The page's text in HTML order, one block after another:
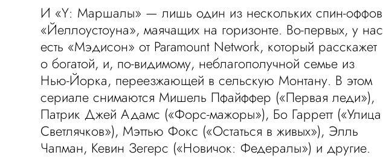
И «Y: Маршалы» — лишь один из нескольких спин-оффов
«Йеллоустоуна», маячащих на горизонте. Во-первых, у нас
есть «Мэдисон» от Paramount Network, который расскажет
о богатой, и, по-видимому, неблагополучной семье из
Нью-Йорка, переезжающей в сельскую Монтану. В этом
сериале снимаются Мишель Пфайффер («Первая леди»),
Патрик Джей Адамс («Форс-мажоры»), Бо Гарретт («Улица
Светлячков»), Мэттью Фокс («Остаться в живых»), Элль
Чапман, Кевин Зегерс («Новичок: Федералы») и другие.